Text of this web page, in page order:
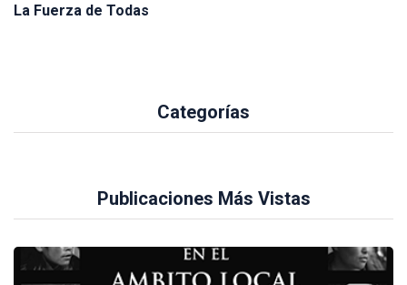
La Fuerza de Todas
Categorías
Publicaciones Más Vistas